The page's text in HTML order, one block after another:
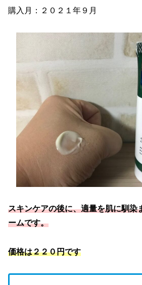
購入月：２０２１年９月
スキンケアの後に、適量を肌に馴染
ームです。
価格は２２０円です